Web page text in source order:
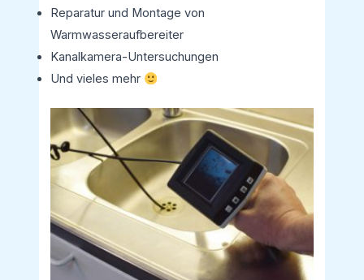
Reparatur und Montage von
Warmwasseraufbereiter
Kanalkamera-Untersuchungen
Und vieles mehr